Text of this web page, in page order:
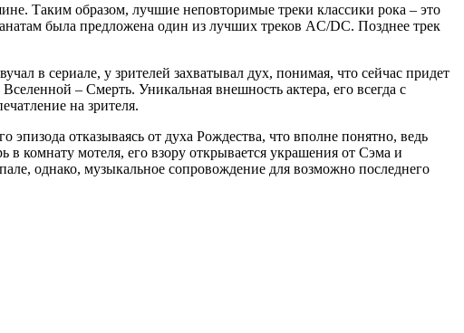
Таким образом, лучшие неповторимые треки классики рока – это
была предложена один из лучших треков AC/DC. Позднее трек
в сериале, у зрителей захватывал дух, понимая, что сейчас придет
– Смерть. Уникальная внешность актера, его всегда с
на зрителя.
отказываясь от духа Рождества, что вполне понятно, ведь
комнату мотеля, его взору открывается украшения от Сэма и
однако, музыкальное сопровождение для возможно последнего